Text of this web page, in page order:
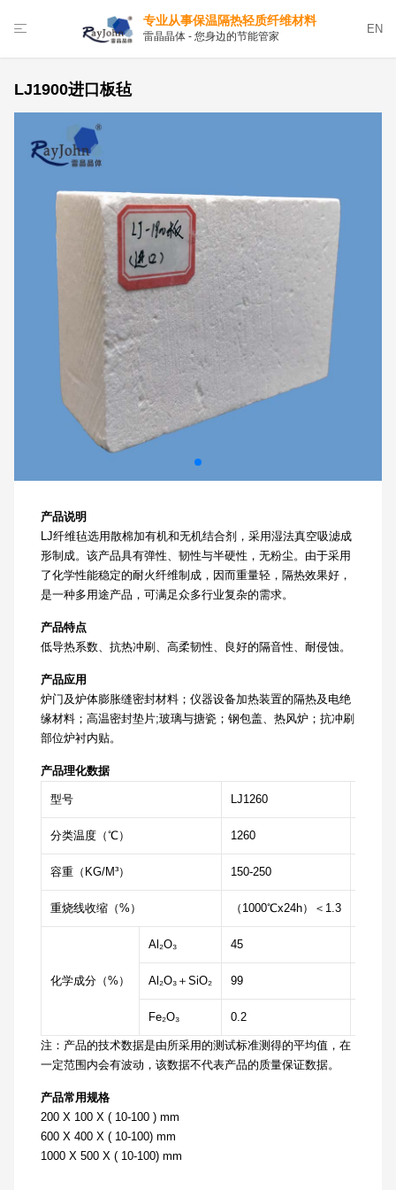
专业从事保温隔热轻质纤维材料
雷晶晶体 - 您身边的节能管家
EN
LJ1900进口板毡
产品说明
LJ纤维毡选用散棉加有机和无机结合剂，采用湿法真空吸滤成
形制成。该产品具有弹性、韧性与半硬性，无粉尘。由于采用
了化学性能稳定的耐火纤维制成，因而重量轻，隔热效果好，
是一种多用途产品，可满足众多行业复杂的需求。
产品特点
低导热系数、抗热冲刷、高柔韧性、良好的隔音性、耐侵蚀。
产品应用
炉门及炉体膨胀缝密封材料；仪器设备加热装置的隔热及电绝
缘材料；高温密封垫片;玻璃与搪瓷；钢包盖、热风炉；抗冲刷
部位炉衬内贴。
产品理化数据
型号 LJ1260
分类温度（℃） 1260
容重（KG/M³） 150-250
重烧线收缩（%） （1000℃x24h）＜1.3
化学成分（%）
Al₂O₃ 45
Al₂O₃＋SiO₂ 99
Fe₂O₃ 0.2
注：产品的技术数据是由所采用的测试标准测得的平均值，在
一定范围内会有波动，该数据不代表产品的质量保证数据。
产品常用规格
200 X 100 X ( 10-100 ) mm
600 X 400 X ( 10-100) mm
1000 X 500 X ( 10-100) mm